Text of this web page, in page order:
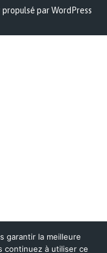
propulsé par WordPress
garantir la meilleure
continuez à utiliser ce